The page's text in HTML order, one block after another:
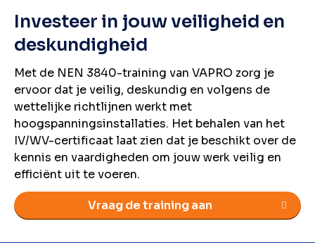
Investeer in jouw veiligheid en
deskundigheid
Met de NEN 3840-training van VAPRO zorg je
ervoor dat je veilig, deskundig en volgens de
wettelijke richtlijnen werkt met
hoogspanningsinstallaties. Het behalen van het
IV/WV-certificaat laat zien dat je beschikt over de
kennis en vaardigheden om jouw werk veilig en
efficiënt uit te voeren.
Vraag de training aan